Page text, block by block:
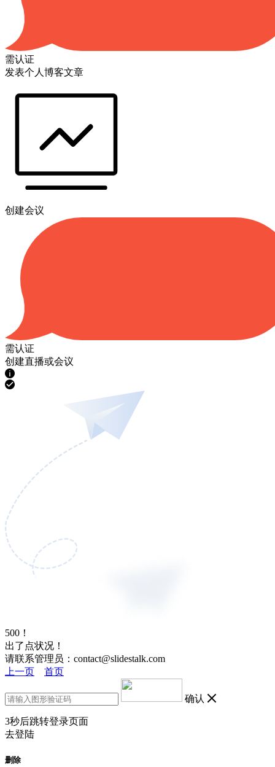
需认证
发表个人博客文章
创建会议
需认证
创建直播或会议
500！
出了点状况！
请联系管理员：contact@slidestalk.com
上一页
首页
确认
3秒后跳转登录页面
去登陆
删除